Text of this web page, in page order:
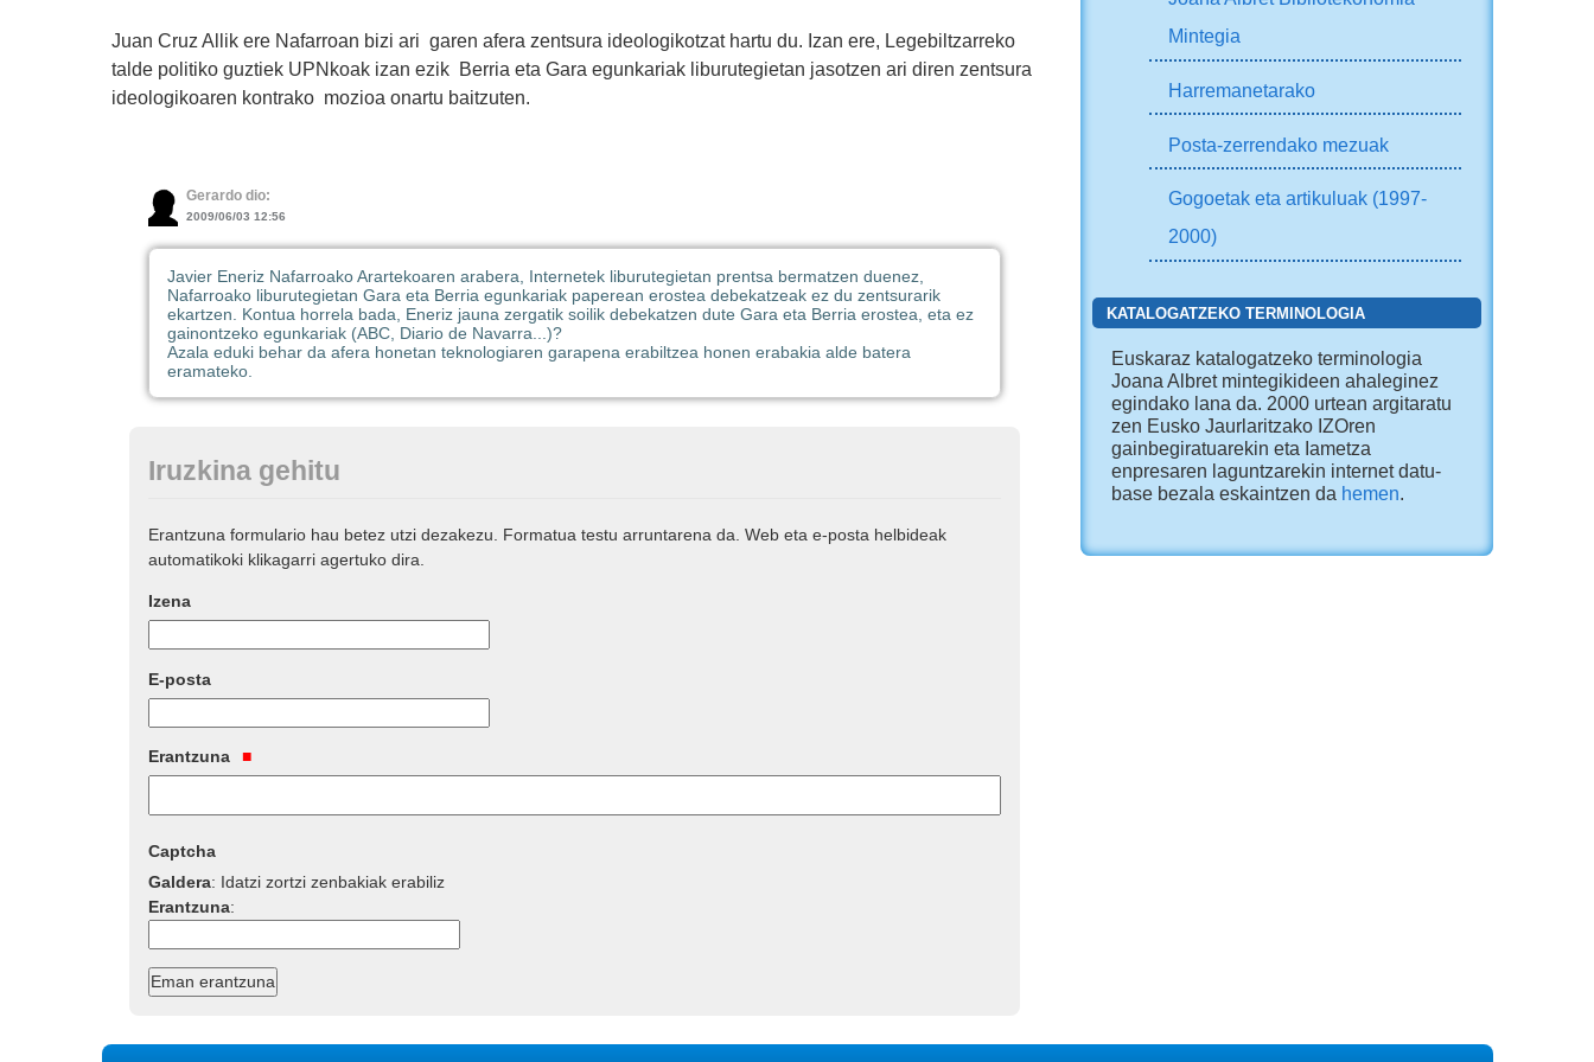
Juan Cruz Allik ere Nafarroan bizi ari garen afera zentsura ideologikotzat hartu du. Izan ere, Legebiltzarreko
talde politiko guztiek UPNkoak izan ezik Berria eta Gara egunkariak liburutegietan jasotzen ari diren zentsura
ideologikoaren kontrako mozioa onartu baitzuten.
Gerardo dio:
2009/06/03 12:56
Javier Eneriz Nafarroako Arartekoaren arabera, Internetek liburutegietan prentsa bermatzen duenez,
Nafarroako liburutegietan Gara eta Berria egunkariak paperean erostea debekatzeak ez du zentsurarik
ekartzen. Kontua horrela bada, Eneriz jauna zergatik soilik debekatzen dute Gara eta Berria erostea, eta ez
gainontzeko egunkariak (ABC, Diario de Navarra...)?
Azala eduki behar da afera honetan teknologiaren garapena erabiltzea honen erabakia alde batera
eramateko.
Iruzkina gehitu
Erantzuna formulario hau betez utzi dezakezu. Formatua testu arruntarena da. Web eta e-posta helbideak
automatikoki klikagarri agertuko dira.
Izena
E-posta
Erantzuna
Captcha
Galdera: Idatzi zortzi zenbakiak erabiliz
Erantzuna:
Mintegia
Harremanetarako
Posta-zerrendako mezuak
Gogoetak eta artikuluak (1997-
2000)
KATALOGATZEKO TERMINOLOGIA
Euskaraz katalogatzeko terminologia
Joana Albret mintegikideen ahaleginez
egindako lana da. 2000 urtean argitaratu
zen Eusko Jaurlaritzako IZOren
gainbegiratuarekin eta Iametza
enpresaren laguntzarekin internet datu-
base bezala eskaintzen da hemen.